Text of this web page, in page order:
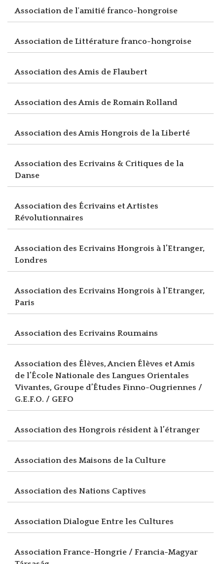
Association de l'amitié franco-hongroise
Association de Littérature franco-hongroise
Association des Amis de Flaubert
Association des Amis de Romain Rolland
Association des Amis Hongrois de la Liberté
Association des Ecrivains & Critiques de la
Danse
Association des Écrivains et Artistes
Révolutionnaires
Association des Ecrivains Hongrois à l’Etranger,
Londres
Association des Ecrivains Hongrois à l’Etranger,
Paris
Association des Ecrivains Roumains
Association des Élèves, Ancien Élèves et Amis
de l’École Nationale des Langues Orientales
Vivantes, Groupe d’Études Finno-Ougriennes /
G.E.F.O. / GEFO
Association des Hongrois résident à l’étranger
Association des Maisons de la Culture
Association des Nations Captives
Association Dialogue Entre les Cultures
Association France-Hongrie / Francia-Magyar